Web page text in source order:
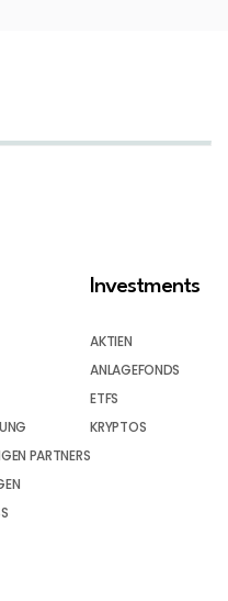
PARTNERS
Investments
AKTIEN
ANLAGEFONDS
ETFS
KRYPTOS